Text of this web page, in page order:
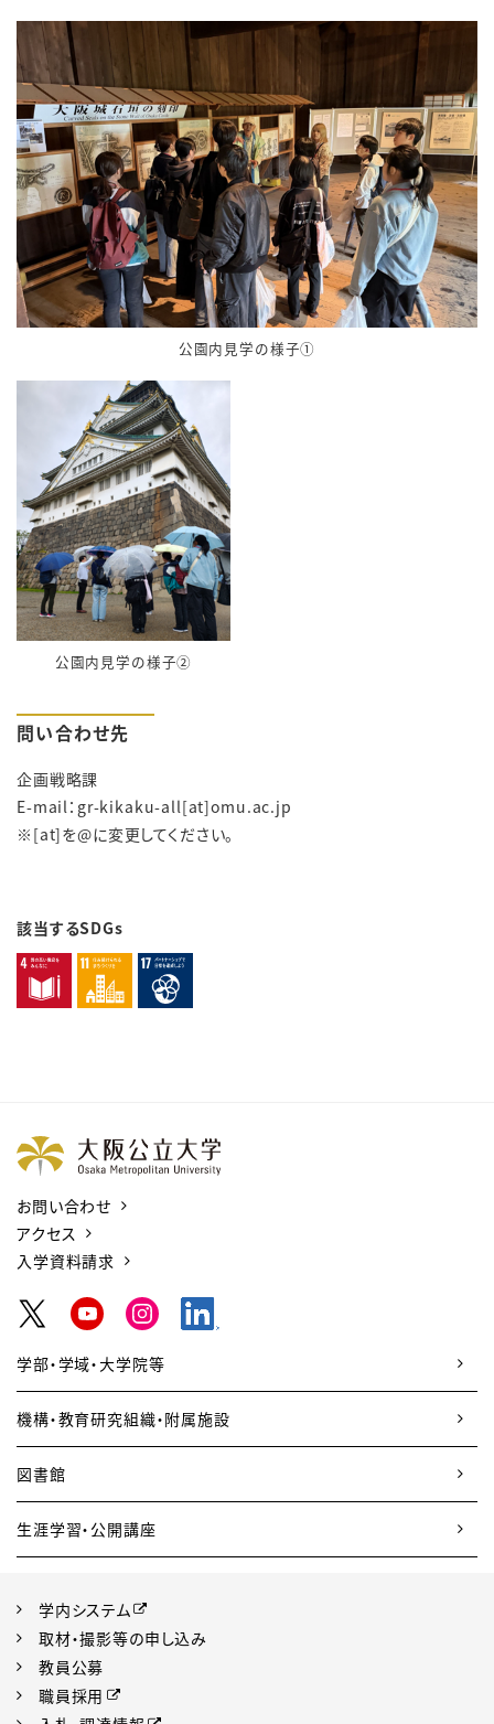
公園内見学の様子①
公園内見学の様子②
問い合わせ先
企画戦略課
E-mail：gr-kikaku-all[at]omu.ac.jp
※[at]を@に変更してください。
該当するSDGs
お問い合わせ
アクセス
入学資料請求
学部・学域・大学院等
機構・教育研究組織・附属施設
図書館
生涯学習・公開講座
学内システム
取材・撮影等の申し込み
教員公募
職員採用